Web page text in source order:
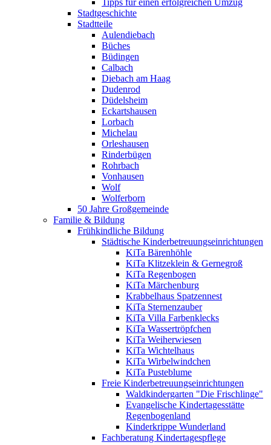
Tipps für einen erfolgreichen Umzug
Stadtgeschichte
Stadtteile
Aulendiebach
Büches
Büdingen
Calbach
Diebach am Haag
Dudenrod
Düdelsheim
Eckartshausen
Lorbach
Michelau
Orleshausen
Rinderbügen
Rohrbach
Vonhausen
Wolf
Wolferborn
50 Jahre Großgemeinde
Familie & Bildung
Frühkindliche Bildung
Städtische Kinderbetreuungseinrichtungen
KiTa Bärenhöhle
KiTa Klitzeklein & Gernegroß
KiTa Regenbogen
KiTa Märchenburg
Krabbelhaus Spatzennest
KiTa Sternenzauber
KiTa Villa Farbenklecks
KiTa Wassertröpfchen
KiTa Weiherwiesen
KiTa Wichtelhaus
KiTa Wirbelwindchen
KiTa Pusteblume
Freie Kinderbetreuungseinrichtungen
Waldkindergarten "Die Frischlinge"
Evangelische Kindertagesstätte
Regenbogenland
Kinderkrippe Wunderland
Fachberatung Kindertagespflege